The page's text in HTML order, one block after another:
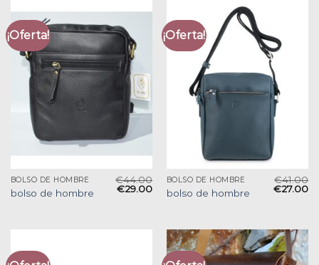
¡Oferta!
BOLSO DE HOMBRE
bolso de hombre
€44.00
€29.00
¡Oferta!
BOLSO DE HOMBRE
bolso de hombre
€41.00
€27.00